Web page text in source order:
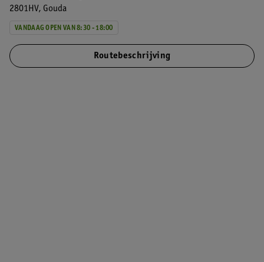
2801HV Gouda
VANDAAG OPEN VAN 8:30 - 18:00
Routebeschrijving